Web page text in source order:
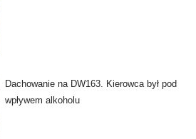
Dachowanie na DW163. Kierowca był pod
wpływem alkoholu